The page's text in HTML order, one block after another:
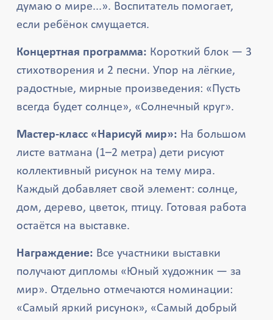
думаю о мире...». Воспитатель помогает,
если ребёнок смущается.
Концертная программа: Короткий блок — 3
стихотворения и 2 песни. Упор на лёгкие,
радостные, мирные произведения: «Пусть
всегда будет солнце», «Солнечный круг».
Мастер-класс «Нарисуй мир»: На большом
листе ватмана (1–2 метра) дети рисуют
коллективный рисунок на тему мира.
Каждый добавляет свой элемент: солнце,
дом, дерево, цветок, птицу. Готовая работа
остаётся на выставке.
Награждение: Все участники выставки
получают дипломы «Юный художник — за
мир». Отдельно отмечаются номинации:
«Самый яркий рисунок», «Самый добрый